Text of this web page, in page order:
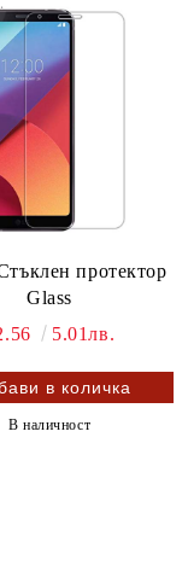
протектор
Glass
5.01лв.
В наличност